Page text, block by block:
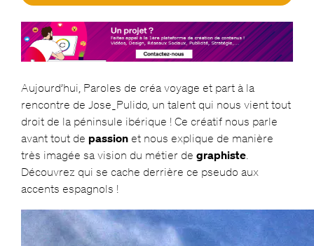
Aujourd’hui, Paroles de créa voyage et part à la
rencontre de Jose_Pulido, un talent qui nous vient tout
droit de la péninsule ibérique ! Ce créatif nous parle
avant tout de passionet nous explique de manière
très imagée sa vision du métier de graphiste.
Découvrez qui se cache derrière ce pseudo aux
accents espagnols !